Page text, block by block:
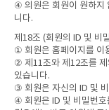
④ 의원은 회원이 원하지
니다.
제18조 (회원의 ID 및 비
① 회원은 홈페이지를 이
② 제11조와 제12조를 제
있습니다.
③ 회원은 자신의 ID 및
④ 회원은 ID 및 비밀번호